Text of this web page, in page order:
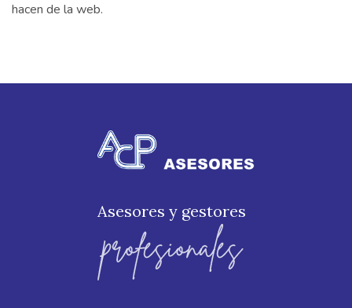
hacen de la web.
Asesores y gestores